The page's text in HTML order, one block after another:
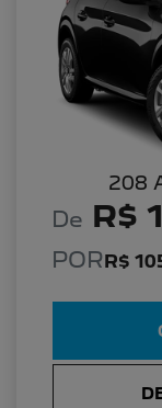
208
De R$
POR R$